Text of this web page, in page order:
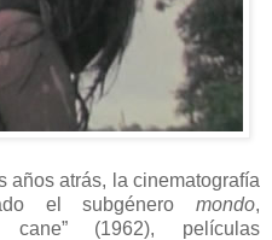
años atrás, la cinematografía
el subgénero mondo,
cane” (1962), películas